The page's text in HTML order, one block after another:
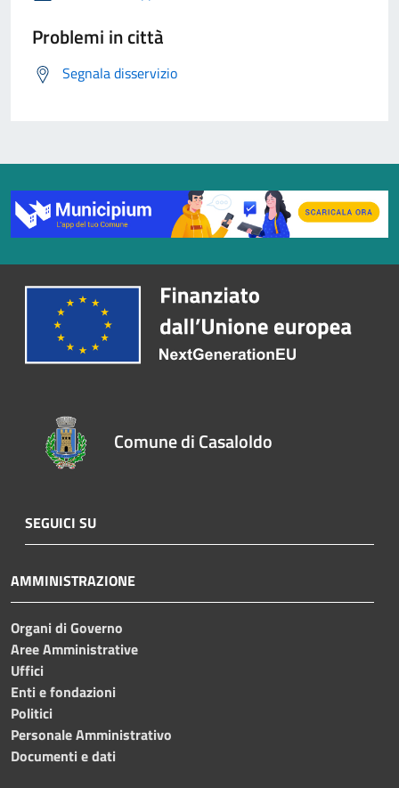
Problemi in città
Segnala disservizio
Comune di Casaloldo
SEGUICI SU
AMMINISTRAZIONE
Organi di Governo
Aree Amministrative
Uffici
Enti e fondazioni
Politici
Personale Amministrativo
Documenti e dati